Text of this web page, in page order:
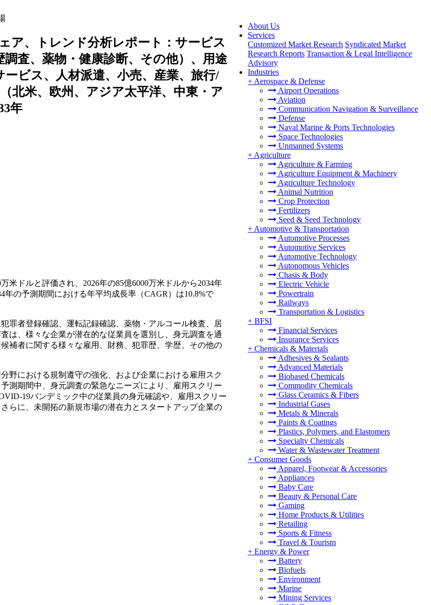
About Us
Services
Customized Market Research Syndicated Market
Research Reports Transaction & Legal Intelligence
Advisory
Industries
+ Aerospace & Defense
Airport Operations
Aviation
Communication Navigation & Surveillance
Defense
Naval Marine & Ports Technologies
Space Technologies
Unmanned Systems
+ Agriculture
Agriculture & Farming
Agriculture Equipment & Machinery
Agriculture Technology
Animal Nutrition
Crop Protection
Fertilizers
Seed & Seed Technology
+ Automotive & Transportation
Automotive Processes
Automotive Services
Automotive Technology
Autonomous Vehicles
Chasis & Body
Electric Vehicle
Powertrain
Railways
Transportation & Logistics
+ BFSI
Financial Services
Insurance Services
+ Chemicals & Materials
Adhesives & Sealants
Advanced Materials
Biobased Chemicals
Commodity Chemicals
Glass Ceramics & Fibers
Industrial Gases
Metals & Minerals
Paints & Coatings
Plastics, Polymers, and Elastomers
Specialty Chemicals
Water & Wastewater Treatment
+ Consumer Goods
Apparel, Footwear & Accessories
Appliances
Baby Care
Beauty & Personal Care
Gaming
Home Products & Utilities
Retailing
Sports & Fitness
Travel & Tourism
+ Energy & Power
Battery
Biofuels
Environment
Marine
Mining Services
ア、トレンド分析レポート：サービス
査、薬物・健康診断、その他）、用途
ビス、人材派遣、小売、産業、旅行/
北米、欧州、アジア太平洋、中東・ア
年
米ドルと評価され、2026年の85億6000万米ドルから2034年
年の予測期間における年平均成長率（CAGR）は10.8%で
罪者登録確認、運転記録確認、薬物・アルコール検査、居
は、様々な企業が潜在的な従業員を選別し、身元調査を通
補者に関する様々な雇用、財務、犯罪歴、学歴、その他の
野における規制遵守の強化、および企業における雇用スク
測期間中、身元調査の緊急なニーズにより、雇用スクリー
19パンデミック中の従業員の身元確認や、雇用スクリー
らに、未開拓の新規市場の潜在力とスタートアップ企業の